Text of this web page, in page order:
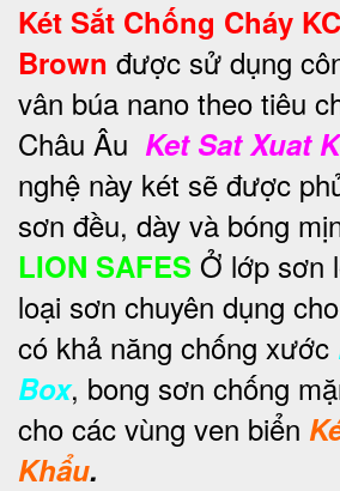
Két Sắt Chống Cháy
Brown được sử dụng
vân búa nano theo tiêu
Châu Âu Ket Sat Xuat
nghệ này két sẽ được
sơn đều, dày và bóng
LION SAFES Ở lớp sơn
loại sơn chuyên dụng
có khả năng chống xước
Box, bong sơn chống
cho các vùng ven biển
Khẩu.